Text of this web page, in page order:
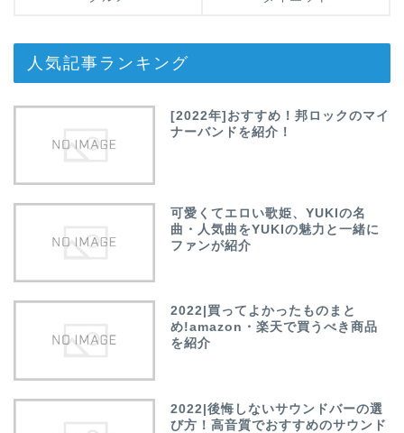
人気記事ランキング
[2022年]おすすめ！邦ロックのマイ
ナーバンドを紹介！
可愛くてエロい歌姫、YUKIの名
曲・人気曲をYUKIの魅力と一緒に
ファンが紹介
2022|買ってよかったものまと
め!amazon・楽天で買うべき商品
を紹介
2022|後悔しないサウンドバーの選
び方！高音質でおすすめのサウンド